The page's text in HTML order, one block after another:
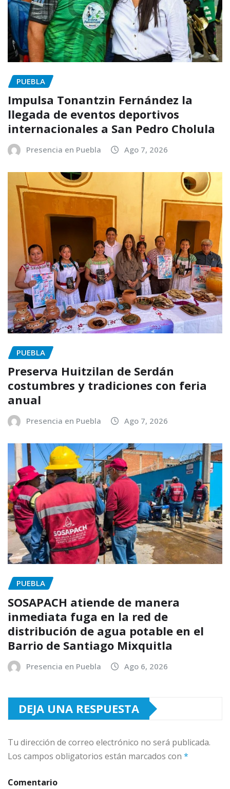
PUEBLA
Impulsa Tonantzin Fernández la
llegada de eventos deportivos
internacionales a San Pedro Cholula
Presencia en Puebla Ago 7, 2026
PUEBLA
Preserva Huitzilan de Serdán
costumbres y tradiciones con feria
anual
Presencia en Puebla Ago 7, 2026
PUEBLA
SOSAPACH atiende de manera
inmediata fuga en la red de
distribución de agua potable en el
Barrio de Santiago Mixquitla
Presencia en Puebla Ago 6, 2026
DEJA UNA RESPUESTA
Tu dirección de correo electrónico no será publicada.
Los campos obligatorios están marcados con *
Comentario